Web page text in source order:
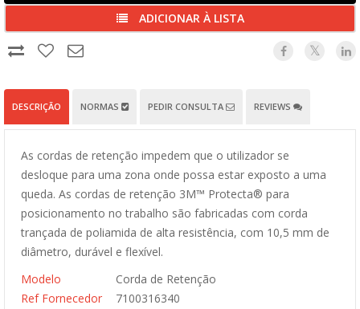
ADICIONAR À LISTA
DESCRIÇÃO NORMAS PEDIR CONSULTA REVIEWS
As cordas de retenção impedem que o utilizador se
desloque para uma zona onde possa estar exposto a uma
queda. As cordas de retenção 3M™ Protecta® para
posicionamento no trabalho são fabricadas com corda
trançada de poliamida de alta resistência, com 10,5 mm de
diâmetro, durável e flexível.
Modelo
Corda de Retenção
Ref Fornecedor
7100316340